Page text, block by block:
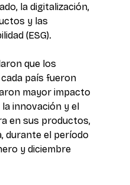
la digitalización,
y las
(ESG).
que los
país fueron
mayor impacto
innovación y el
en sus productos,
durante el período
y diciembre